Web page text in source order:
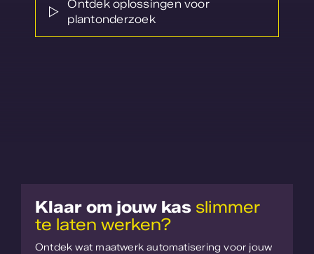
Ontdek oplossingen voor
plantonderzoek
Klaar om jouw kas slimmer
te laten werken?
Ontdek wat maatwerk automatisering voor jouw